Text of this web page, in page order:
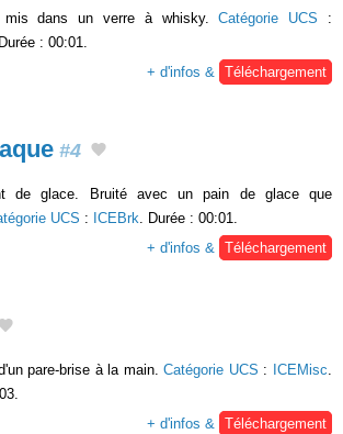
mis dans un verre à whisky.Catégorie UCS :
: 00:01.
+ d'infos & Téléchargement
#4
de glace. Bruité avec un pain de glace que
UCS : ICEBrk . Durée : 00:01.
+ d'infos &
Téléchargement
pare-brise à la main.Catégorie UCS : ICEMisc
+ d'infos &
Téléchargement